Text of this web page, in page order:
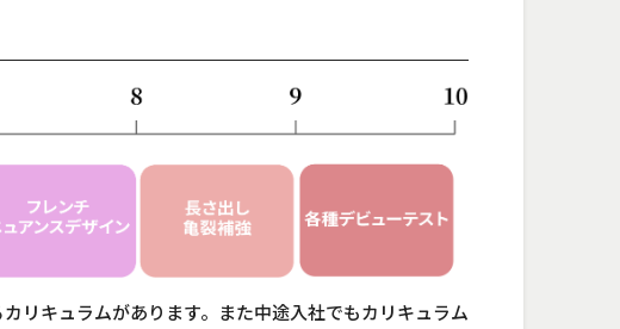
リキュラムがあります。また中途入社でもカリキュラム